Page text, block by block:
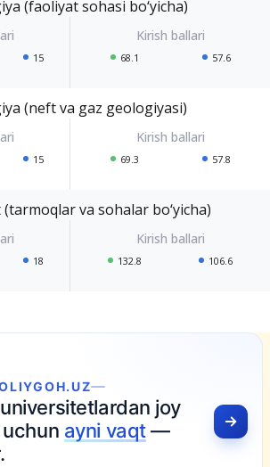
(faoliyat sohasi bo‘yicha)
15 68.1 57.6
(neft va gaz geologiyasi)
15 69.3 57.8
va sohalar bo‘yicha)
18 132.8 106.6
joy
vaqt—